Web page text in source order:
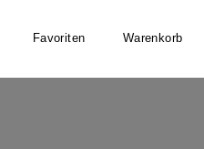
Favoriten Warenkorb